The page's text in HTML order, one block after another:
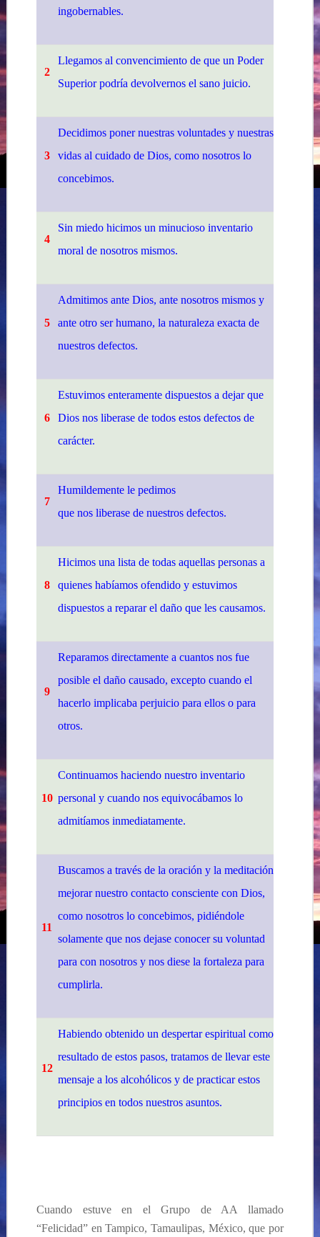
ingobernables.
2
Llegamos al convencimiento de que un Poder
Superior podría devolvernos el sano juicio.
3
Decidimos poner nuestras voluntades y nuestras
vidas al cuidado de Dios, como nosotros lo
concebimos.
4
Sin miedo hicimos un minucioso inventario
moral de nosotros mismos.
5
Admitimos ante Dios, ante nosotros mismos y
ante otro ser humano, la naturaleza exacta de
nuestros defectos.
6
Estuvimos enteramente dispuestos a dejar que
Dios nos liberase de todos estos defectos de
carácter.
7
Humildemente le pedimos
que nos liberase de nuestros defectos.
8
Hicimos una lista de todas aquellas personas a
quienes habíamos ofendido y estuvimos
dispuestos a reparar el daño que les causamos.
9
Reparamos directamente a cuantos nos fue
posible el daño causado, excepto cuando el
hacerlo implicaba perjuicio para ellos o para
otros.
10
Continuamos haciendo nuestro inventario
personal y cuando nos equivocábamos lo
admitíamos inmediatamente.
11
Buscamos a través de la oración y la meditación
mejorar nuestro contacto consciente con Dios,
como nosotros lo concebimos, pidiéndole
solamente que nos dejase conocer su voluntad
para con nosotros y nos diese la fortaleza para
cumplirla.
12
Habiendo obtenido un despertar espiritual como
resultado de estos pasos, tratamos de llevar este
mensaje a los alcohólicos y de practicar estos
principios en todos nuestros asuntos.
Cuando estuve en el Grupo de AA llamado
“Felicidad” en Tampico, Tamaulipas, México, que por